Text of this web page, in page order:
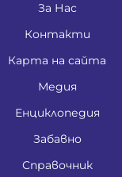
За Нас
Контакти
Карта на сайта
Медия
Енциклопедия
Забавно
Справочник